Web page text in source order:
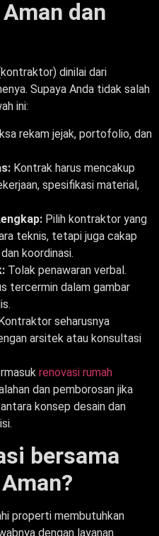
dan
dinilai dari
Supaya Anda tidak salah
ini:
rekam jejak, portofolio, dan
Kontrak harus mencakup
spesifikasi material,
Pilih kontraktor yang
teknis, tetapi juga cakap
koordinasi.
Tolak penawaran verbal.
tercermin dalam gambar
seharusnya
arsitek atau konsultasi
renovasi rumah
dan pemborosan jika
konsep desain dan
bersama
properti membutuhkan
dengan layanan